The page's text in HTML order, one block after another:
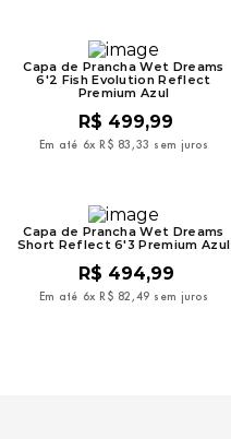
Capa de Prancha Wet Dreams
6'2 Fish Evolution Reflect
Premium Azul
R$ 499,99
Em até 6x R$ 83 ,33 sem juros
Capa de Prancha Wet Dreams
Short Reflect 6'3 Premium Azul
R$ 494,99
Em até 6x R$ 82 ,49 sem juros
moletom